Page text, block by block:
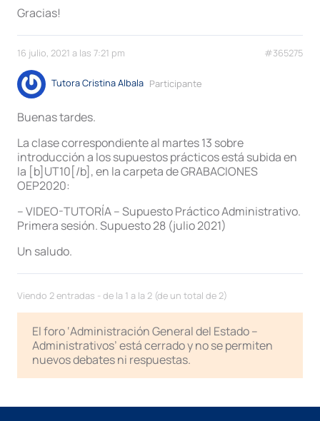
Gracias!
16 julio, 2021 a las 7:21 pm #365275
Tutora Cristina Albala Participante
Buenas tardes.
La clase correspondiente al martes 13 sobre
introducción a los supuestos prácticos está subida en
la [b]UT10[/b], en la carpeta de GRABACIONES
OEP2020:
– VIDEO-TUTORÍA – Supuesto Práctico Administrativo.
Primera sesión. Supuesto 28 (julio 2021)
Un saludo.
Viendo 2 entradas - de la 1 a la 2 (de un total de 2)
El foro ‘Administración General del Estado –
Administrativos’ está cerrado y no se permiten
nuevos debates ni respuestas.